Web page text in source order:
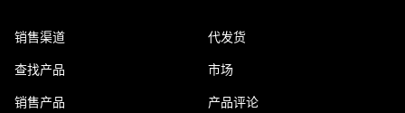
销售渠道
查找产品
销售产品
代发货
市场
产品评论